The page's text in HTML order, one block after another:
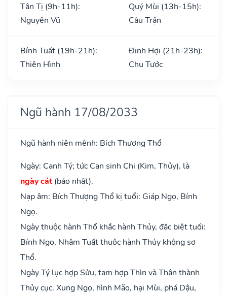
Tân Tị (9h-11h):
Nguyên Vũ
Quý Mùi (13h-15h):
Câu Trận
Bính Tuất (19h-21h):
Thiên Hình
Đinh Hợi (21h-23h):
Chu Tước
Ngũ hành 17/08/2033
Ngũ hành niên mệnh: Bích Thượng Thổ
Ngày: Canh Tý; tức Can sinh Chi (Kim, Thủy), là
ngày cát(bảo nhật).
Nạp âm: Bích Thượng Thổ kị tuổi: Giáp Ngọ, Bính
Ngọ.
Ngày thuộc hành Thổ khắc hành Thủy, đặc biệt tuổi:
Bính Ngọ, Nhâm Tuất thuộc hành Thủy không sợ
Thổ.
Ngày Tý lục hợp Sửu, tam hợp Thìn và Thân thành
Thủy cục. Xung Ngọ, hình Mão, hại Mùi, phá Dậu,